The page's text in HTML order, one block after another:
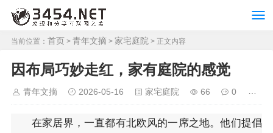
当前位置： 首页 > 青年文摘 > 家宅庭院 > 正文内容
因布局巧妙走红，家有庭院的感觉
青年文摘 2026-05-16 家宅庭院 66 0
在家居界，一直都有北欧风的一席之地。他们提倡